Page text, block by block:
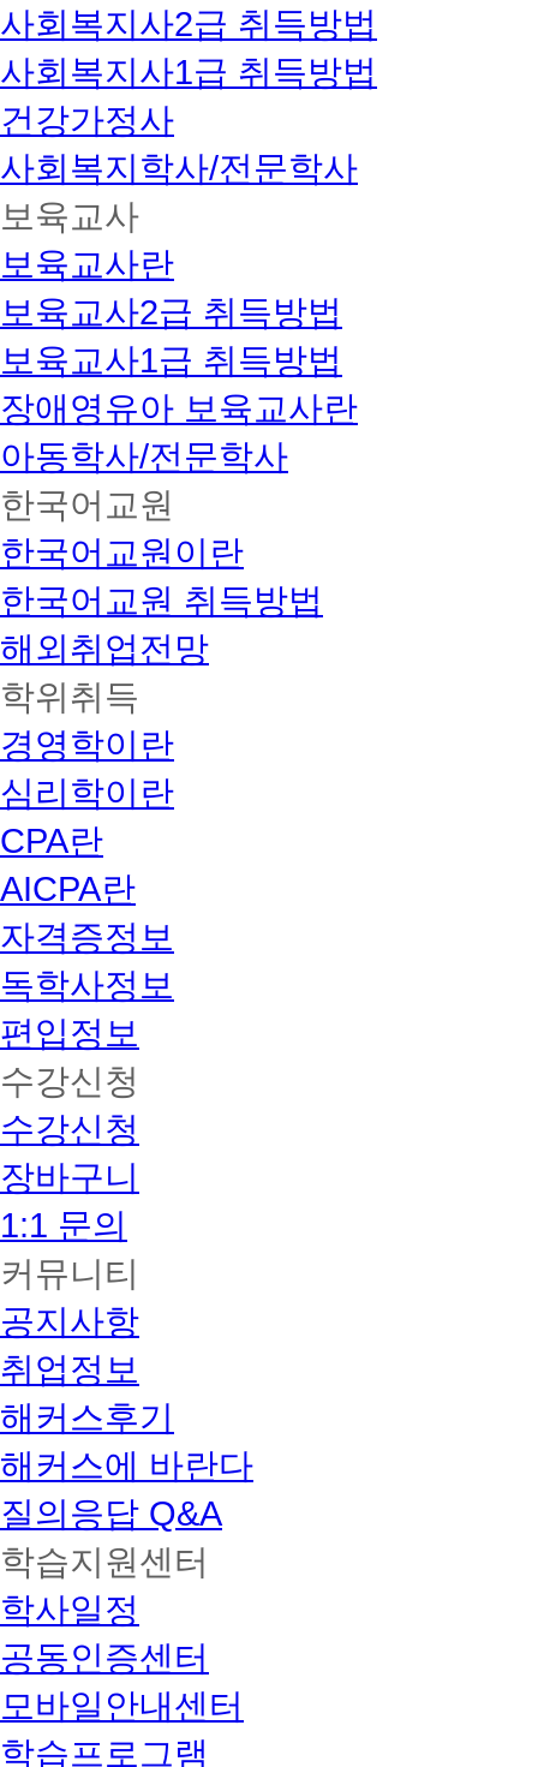
사회복지사2급 취득방법
사회복지사1급 취득방법
건강가정사
사회복지학사/전문학사
보육교사
보육교사란
보육교사2급 취득방법
보육교사1급 취득방법
장애영유아 보육교사란
아동학사/전문학사
한국어교원
한국어교원이란
한국어교원 취득방법
해외취업전망
학위취득
경영학이란
심리학이란
CPA란
AICPA란
자격증정보
독학사정보
편입정보
수강신청
수강신청
장바구니
1:1 문의
커뮤니티
공지사항
취업정보
해커스후기
해커스에 바란다
질의응답 Q&A
학습지원센터
학사일정
공동인증센터
모바일안내센터
학습프로그램